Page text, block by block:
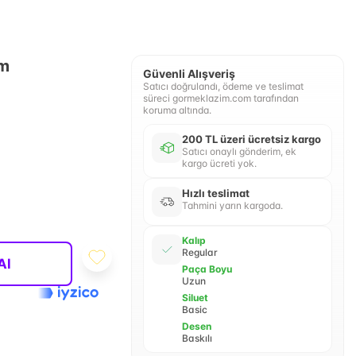
Güvenli Alışveriş
Satıcı doğrulandı, ödeme ve teslimat
süreci gormeklazim.com tarafından
koruma altında.
200 TL üzeri ücretsiz kargo
Satıcı onaylı gönderim, ek
kargo ücreti yok.
Hızlı teslimat
Tahmini yarın kargoda.
Kalıp
Regular
Paça Boyu
Uzun
Siluet
Basic
Desen
Baskılı